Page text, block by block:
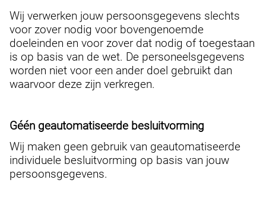
Wij verwerken jouw persoonsgegevens slechts
voor zover nodig voor bovengenoemde
doeleinden en voor zover dat nodig of toegestaan
is op basis van de wet. De personeelsgegevens
worden niet voor een ander doel gebruikt dan
waarvoor deze zijn verkregen.
Géén geautomatiseerde besluitvorming
Wij maken geen gebruik van geautomatiseerde
individuele besluitvorming op basis van jouw
persoonsgegevens.